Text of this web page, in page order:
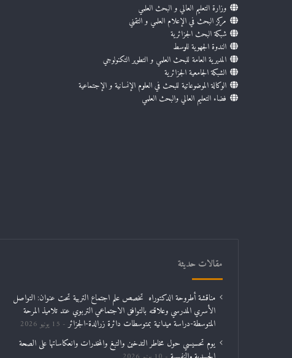
وزارة التعليم العالي و البحث العلمي
مركز البحث في الإعلام العلمي و التقني
شبكة البحث الجزائرية
الندوة الجهوية للوسط
المديرية العامة للبحث العلمي و التطوير التكنولوجي
الشبكة الجامعية الجزائرية
الوكالة الموضوعاتية للبحث في العلوم الإنسانية و الإجتماعية
فضاء التعليم العالي والبحث العلمي
مقالات حديثة
مناقشة أطروحة الدكتوراه تخصص علم اجتماع التربية تحت عنوان: التواصل
الأسري المدرسي وعلاقته بالتوافق الاجتماعي التربوي عند تلاميذ المرحة
المتوسطة-دراسة ميدانية بمتوسطات دائرة زرالدة-الجزائر
15 يونيو 2026
يوم تحسيسي حول مخاطر التدخين والتبغ والمخدرات وانعكاساتها على الصحة